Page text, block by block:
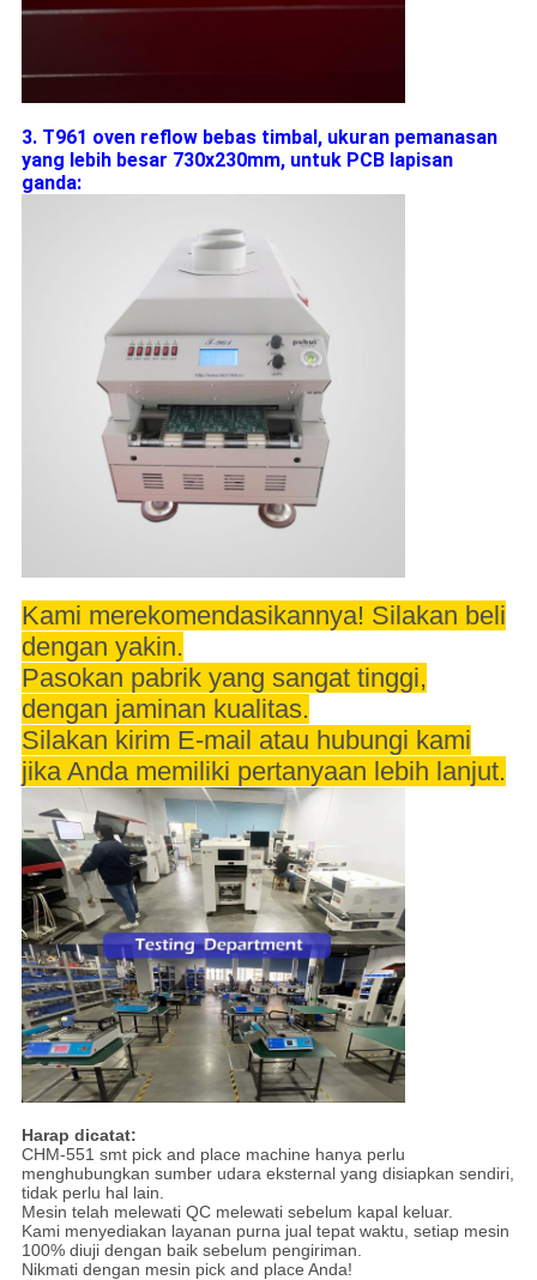
3. T961 oven reflow bebas timbal, ukuran pemanasan
yang lebih besar 730x230mm, untuk PCB lapisan
ganda:
Kami merekomendasikannya! Silakan beli
dengan yakin.
Pasokan pabrik yang sangat tinggi,
dengan jaminan kualitas.
Silakan kirim E-mail atau hubungi kami
jika Anda memiliki pertanyaan lebih lanjut.
Harap dicatat:
CHM-551 smt pick and place machine hanya perlu
menghubungkan sumber udara eksternal yang disiapkan sendiri,
tidak perlu hal lain.
Mesin telah melewati QC melewati sebelum kapal keluar.
Kami menyediakan layanan purna jual tepat waktu, setiap mesin
100% diuji dengan baik sebelum pengiriman.
Nikmati dengan mesin pick and place Anda!